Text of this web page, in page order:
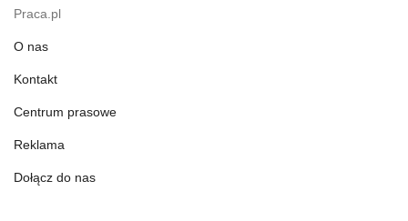
Praca.pl
O nas
Kontakt
Centrum prasowe
Reklama
Dołącz do nas